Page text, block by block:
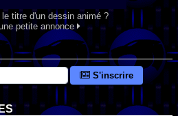
titre d'un dessin animé ?
petite annonce
S'inscrire